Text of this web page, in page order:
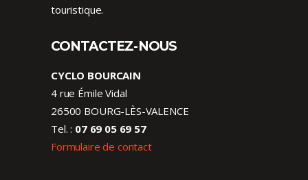
touristique.
CONTACTEZ-NOUS
CYCLO BOURCAIN
4 rue Émile Vidal
26500 BOURG-LÈS-VALENCE
Tel. : 07 69 05 69 57
Formulaire de contact